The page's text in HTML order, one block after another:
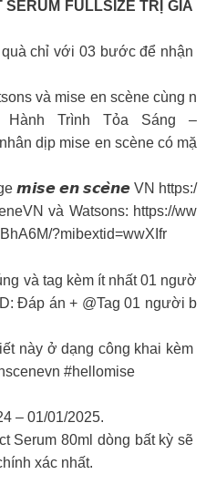
FULLSIZE TRỊ GIÁ
chỉ với 03 bước để nhận
và mise en scène cùng n
Trình Tỏa Sáng –
dịp mise en scène có mặ
𝙢𝙞𝙨𝙚 𝙚𝙣 𝙨𝙘𝙚̀𝙣𝙚 VN https:/
và Watsons: https://ww
?mibextid=wwXIfr
và tag kèm ít nhất 01 ngườ
Đáp án + @Tag 01 người b
này ở dạng công khai kèm
#hellomise
– 01/01/2025.
Serum 80ml dòng bất kỳ sẽ
xác nhất.